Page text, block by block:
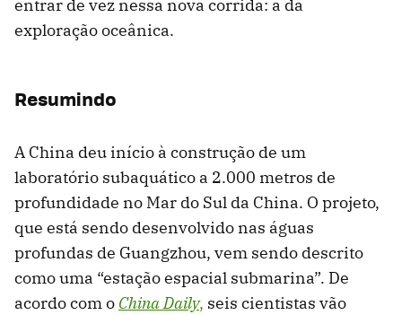
entrar de vez nessa nova corrida: a da
exploração oceânica.
Resumindo
A China deu início à construção de um
laboratório subaquático a 2.000 metros de
profundidade no Mar do Sul da China. O projeto,
que está sendo desenvolvido nas águas
profundas de Guangzhou, vem sendo descrito
como uma “estação espacial submarina”. De
acordo com o China Daily, seis cientistas vão